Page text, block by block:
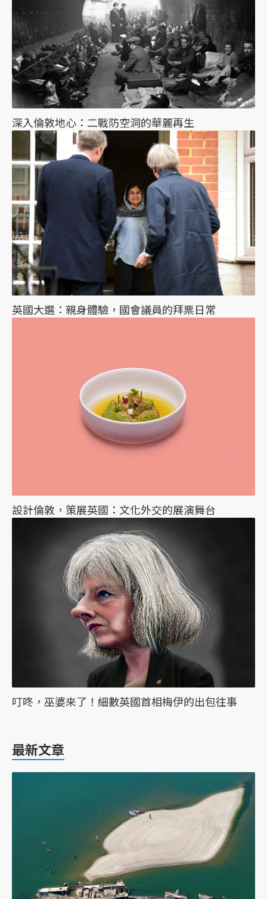
深入倫敦地心：二戰防空洞的華麗再生
英國大選：親身體驗，國會議員的拜票日常
設計倫敦，策展英國：文化外交的展演舞台
叮咚，巫婆來了！細數英國首相梅伊的出包往事
最新文章